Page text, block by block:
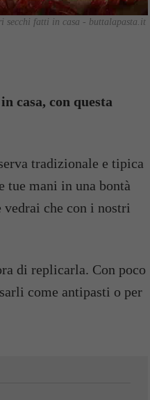
secchi fatti in casa - buttalapasta.it
casa, con questa
tradizionale e tipica
mani in una bontà
che con i nostri
di replicarla. Con poco
come antipasti o per